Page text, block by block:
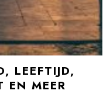
LEEFTIJD,
EN MEER